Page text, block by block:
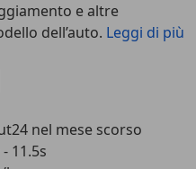
e altre
dell’auto. Leggi di più
nel mese scorso
11.5s